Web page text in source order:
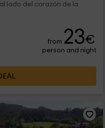
lado del corazón de la
from 23€
person and night